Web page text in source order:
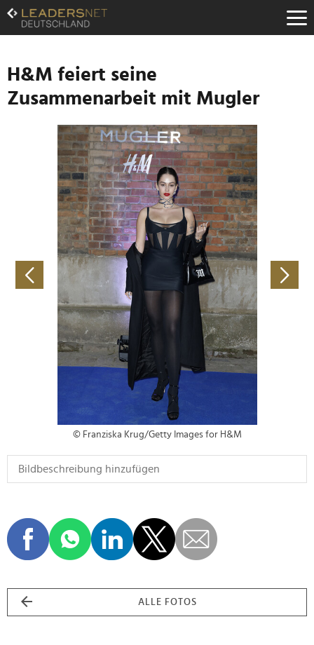
Zum
Inhalt
Zur
Navigation
Zur
Hauptnavigation
H&M feiert seine
Zusammenarbeit mit Mugler
© Franziska Krug/Getty Images for H&M
ALLE FOTOS